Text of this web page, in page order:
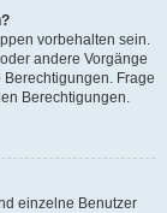
vorbehalten sein.
andere Vorgänge
Frage
Berechtigungen.
einzelne Benutzer